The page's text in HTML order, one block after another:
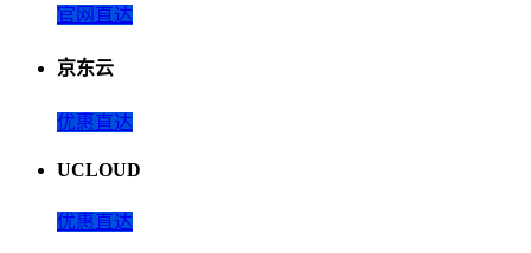
官网直达
京东云
优惠直达
UCLOUD
优惠直达